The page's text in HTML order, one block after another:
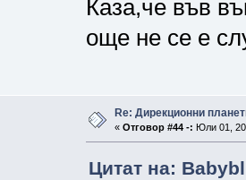
Каза,че във
още не се е
Re: Дирекционни
« Отговор #44 -: Юли 01,
Цитат на: